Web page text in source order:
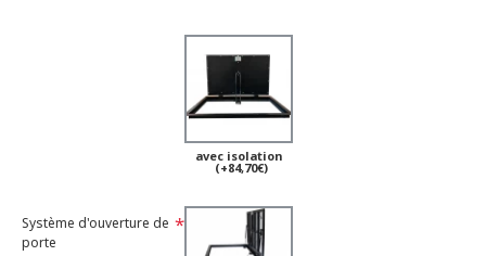
avec isolation
(+84,70€)
Système d'ouverture de
porte